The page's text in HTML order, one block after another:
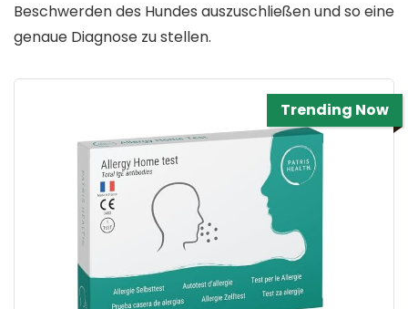
Beschwerden des Hundes auszuschließen und so eine
genaue Diagnose zu stellen.
Trending Now